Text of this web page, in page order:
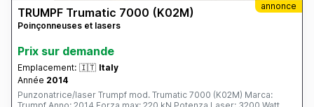
annonce
TRUMPF Trumatic 7000 (K02M)
Poinçonneuses et lasers
Prix ​​sur demande
Emplacement: 🇮🇹 Italy
Année 2014
Punzonatrice/laser Trumpf mod. Trumatic 7000 (K02M) Marca: